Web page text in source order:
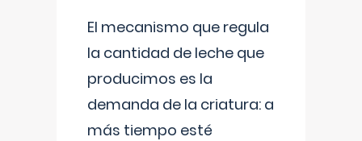
El mecanismo que regula
la cantidad de leche que
producimos es la
demanda de la criatura: a
más tiempo esté